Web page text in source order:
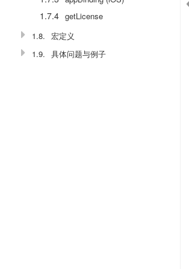
1.7.4 getLicense
1.8. 宏定义
1.9. 具体问题与例子